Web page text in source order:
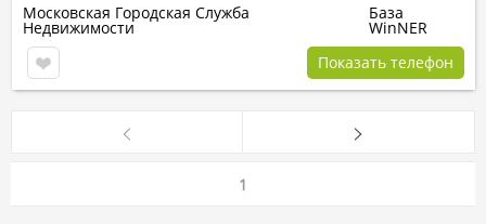
Московская Городская Служба
Недвижимости
База
WinNER
Показать телефон
1